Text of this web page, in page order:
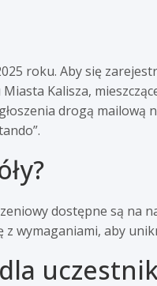
roku. Aby się
Kalisza,
drogą mailową
dostępne są na
z wymaganiami, aby